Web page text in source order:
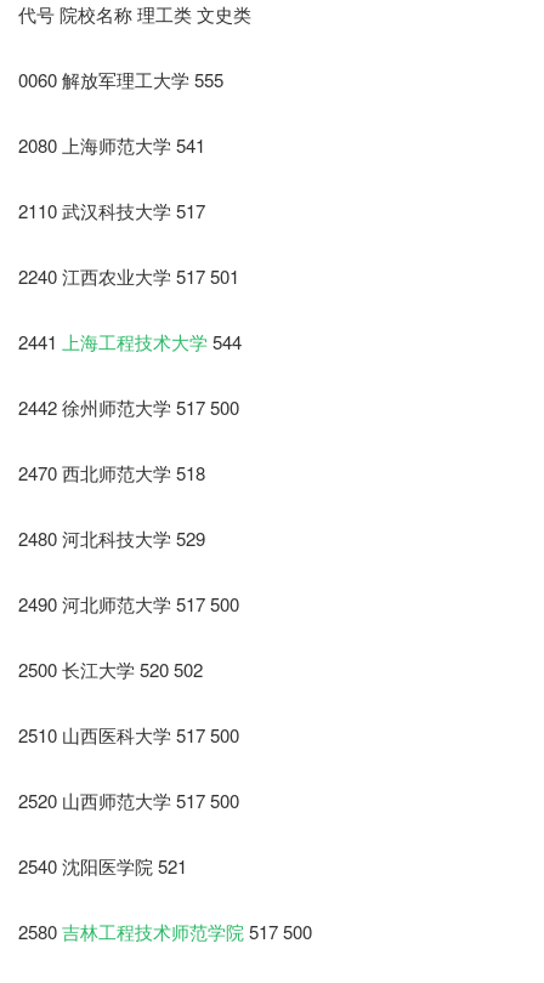
代号 院校名称 理工类 文史类
0060 解放军理工大学 555
2080 上海师范大学 541
2110 武汉科技大学 517
2240 江西农业大学 517 501
2441 上海工程技术大学544
2442 徐州师范大学 517 500
2470 西北师范大学 518
2480 河北科技大学 529
2490 河北师范大学 517 500
2500 长江大学 520 502
2510 山西医科大学 517 500
2520 山西师范大学 517 500
2540 沈阳医学院 521
2580吉林工程技术师范学院517 500